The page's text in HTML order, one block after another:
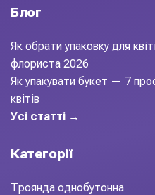
Блог
Як обрати упаковку для
флориста 2026
Як упакувати букет — 7
квітів
Усі статті →
Категорії
Троянда однобутонна